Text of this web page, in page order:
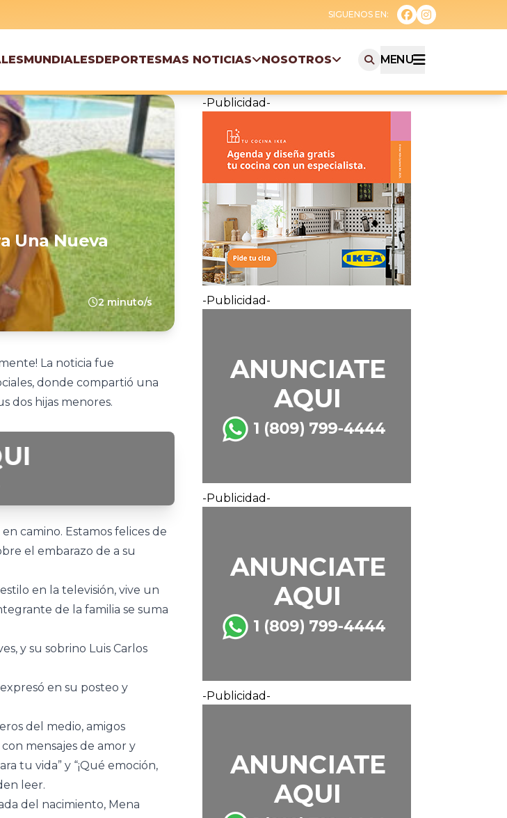
MUNDIALESDEPORTESMAS NOTICIAS NOSOTROS MENU
Una Nueva
2 minuto/s
La noticia fue
donde compartió una
dos hijas menores.
camino. Estamos felices de
el embarazo de a su
en la televisión, vive un
de la familia se suma
y su sobrino Luis Carlos
en su posteo y
del medio, amigos
mensajes de amor y
tu vida” y “¡Qué emoción,
leer.
del nacimiento, Mena
-Publicidad-
-Publicidad-
-Publicidad-
-Publicidad-